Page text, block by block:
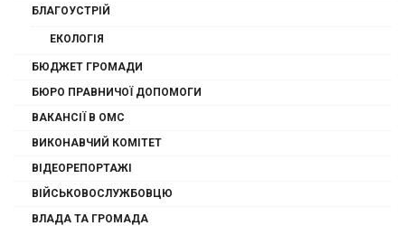
БЛАГОУСТРІЙ
ЕКОЛОГІЯ
БЮДЖЕТ ГРОМАДИ
БЮРО ПРАВНИЧОЇ ДОПОМОГИ
ВАКАНСІЇ В ОМС
ВИКОНАВЧИЙ КОМІТЕТ
ВІДЕОРЕПОРТАЖІ
ВІЙСЬКОВОСЛУЖБОВЦЮ
ВЛАДА ТА ГРОМАДА